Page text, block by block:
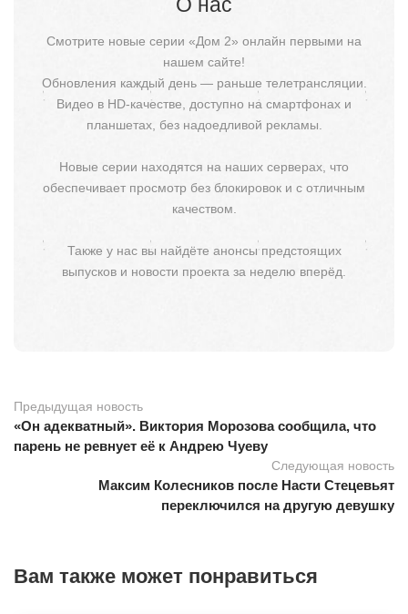
Смотрите новые серии «Дом 2» онлайн первыми на
нашем сайте!
Обновления каждый день — раньше телетрансляции.
Видео в HD-качестве, доступно на смартфонах и
планшетах, без надоедливой рекламы.
Новые серии находятся на наших серверах, что
обеспечивает просмотр без блокировок и с отличным
качеством.
Также у нас вы найдёте анонсы предстоящих
выпусков и новости проекта за неделю вперёд.
Предыдущая новость
«Он адекватный». Виктория Морозова сообщила, что
парень не ревнует её к Андрею Чуеву
Следующая новость
Максим Колесников после Насти Стецевьят
переключился на другую девушку
Вам также может понравиться